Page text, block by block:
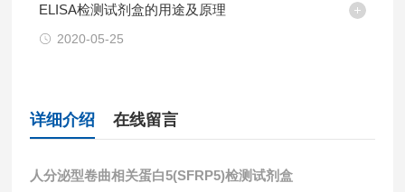
ELISA检测试剂盒的用途及原理
2020-05-25
详细介绍 在线留言
人分泌型卷曲相关蛋白5(SFRP5)检测试剂盒